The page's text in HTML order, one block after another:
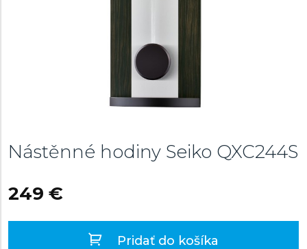
Nástěnné hodiny Seiko QXC244S
249 €
Pridať do košíka